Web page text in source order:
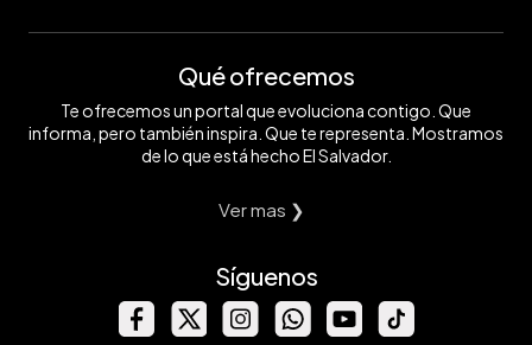
Qué ofrecemos
Te ofrecemos un portal que evoluciona contigo. Que
informa, pero también inspira. Que te representa. Mostramos
de lo que está hecho El Salvador.
Ver mas ❯
Síguenos